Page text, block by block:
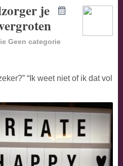
je
Geen categorie
“Ik weet niet of ik dat vol